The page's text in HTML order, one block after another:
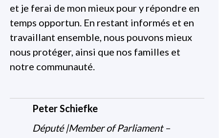
et je ferai de mon mieux pour y répondre en
temps opportun. En restant informés et en
travaillant ensemble, nous pouvons mieux
nous protéger, ainsi que nos familles et
notre communauté.
Peter Schiefke
Député |Member of Parliament –